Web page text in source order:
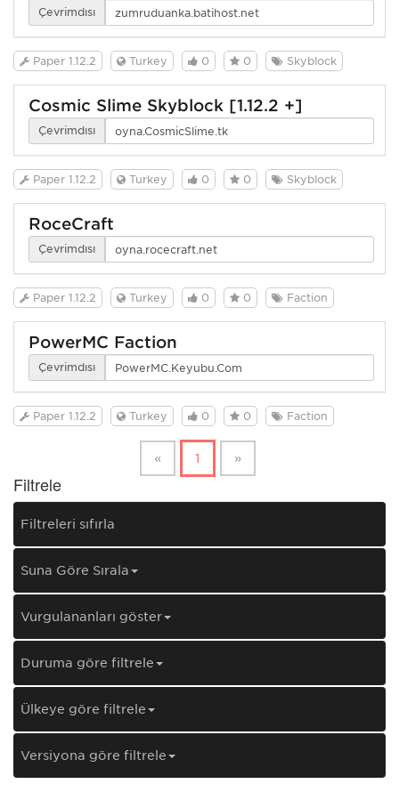
Çevrimdışı
Paper 1.12.2 Turkey 0 0 Skyblock
Cosmic Slime Skyblock [1.12.2 +]
Çevrimdışı
Paper 1.12.2 Turkey 0 0 Skyblock
RoceCraft
Çevrimdışı
Paper 1.12.2 Turkey 0 0 Faction
PowerMC Faction
Çevrimdışı
Paper 1.12.2 Turkey 0 0 Faction
« 1 »
Filtrele
Filtreleri sıfırla
Şuna Göre Sırala
Vurgulananları göster
Duruma göre filtrele
Ülkeye göre filtrele
Versiyona göre filtrele